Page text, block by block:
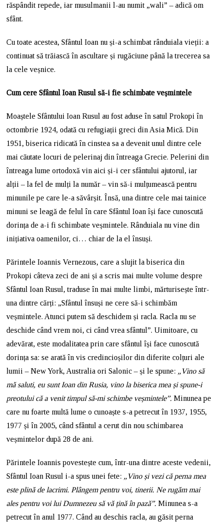
răspândit repede, iar musulmanii l-au numit „wali” – adică om
sfânt.
Cu toate acestea, Sfântul Ioan nu și-a schimbat rânduiala vieții: a
continuat să trăiască în ascultare și rugăciune până la trecerea sa
la cele veșnice.
Cum cere Sfântul Ioan Rusul să-i fie schimbate veșmintele
Moaștele Sfântului Ioan Rusul au fost aduse în satul Prokopi în
octombrie 1924, odată cu refugiații greci din Asia Mică. Din
1951, biserica ridicată în cinstea sa a devenit unul dintre cele
mai căutate locuri de pelerinaj din întreaga Grecie. Pelerini din
întreaga lume ortodoxă vin aici și-i cer sfântului ajutorul, iar
alții – la fel de mulți la număr – vin să-i mulțumească pentru
minunile pe care le-a săvârșit. Însă, una dintre cele mai tainice
minuni se leagă de felul în care Sfântul Ioan își face cunoscută
dorința de a-i fi schimbate veșmintele. Rânduiala nu vine din
inițiativa oamenilor, ci… chiar de la el însuși.
Părintele Ioannis Vernezous, care a slujit la biserica din
Prokopi câteva zeci de ani și a scris mai multe volume despre
Sfântul Ioan Rusul, traduse în mai multe limbi, mărturisește într-
una dintre cărți: „Sfântul însuși ne cere să-i schimbăm
veșmintele. Atunci putem să deschidem și racla. Racla nu se
deschide când vrem noi, ci când vrea sfântul”. Uimitoare, cu
adevărat, este modalitatea prin care sfântul își face cunoscută
dorința sa: se arată în vis credincioșilor din diferite colțuri ale
lumii – New York, Australia ori Salonic – și le spune: „Vino să
mă saluti, eu sunt Ioan din Rusia, vino la biserica mea și spune-i
preotului că a venit timpul să-mi schimbe veșmintele”.Minunea pe
care nu foarte multă lume o cunoaște s-a petrecut în 1937, 1955,
1977 și în 2005, când sfântul a cerut din nou schimbarea
veșmintelor după 28 de ani.
Părintele Ioannis povestește cum, într-una dintre aceste vedenii,
Sfântul Ioan Rusul i-a spus unei fete: „Vino și vezi că perna mea
este plină de lacrimi. Plângem pentru voi, tinerii. Ne rugăm mai
ales pentru voi lui Dumnezeu să vă țină în pază”. Minunea s-a
petrecut în anul 1977. Când au deschis racla, au găsit perna